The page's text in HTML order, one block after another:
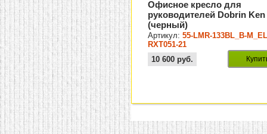
Офисное кресло для
руководителей Dobrin Ken
(черный)
Артикул:55-LMR-133BL_B-
RXT051-21
10 600 руб.